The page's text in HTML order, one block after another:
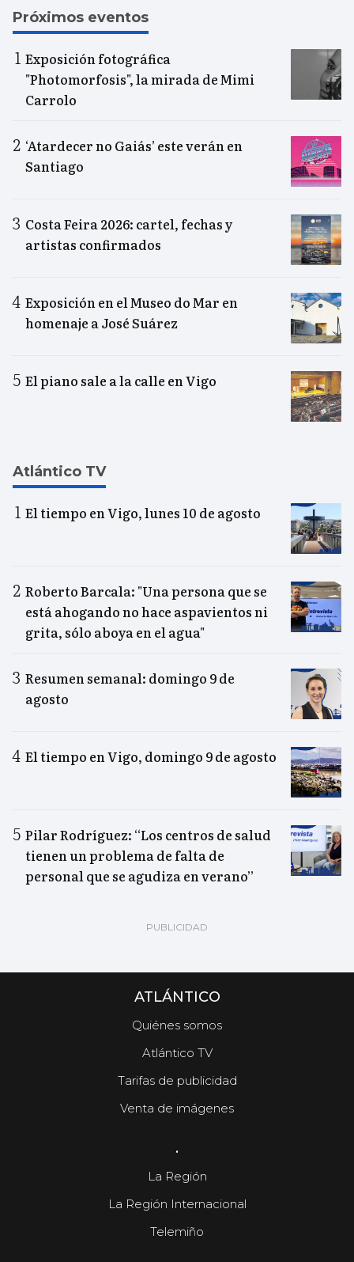
Próximos eventos
Exposición fotográfica
"Photomorfosis", la mirada de Mimi
Carrolo
‘Atardecer no Gaiás’ este verán en
Santiago
Costa Feira 2026: cartel, fechas y
artistas confirmados
Exposición en el Museo do Mar en
homenaje a José Suárez
El piano sale a la calle en Vigo
Atlántico TV
El tiempo en Vigo, lunes 10 de agosto
Roberto Barcala: "Una persona que se
está ahogando no hace aspavientos ni
grita, sólo aboya en el agua"
Resumen semanal: domingo 9 de
agosto
El tiempo en Vigo, domingo 9 de agosto
Pilar Rodríguez: “Los centros de salud
tienen un problema de falta de
personal que se agudiza en verano”
ATLÁNTICO
Quiénes somos
Atlántico TV
Tarifas de publicidad
Venta de imágenes
.
La Región
La Región Internacional
Telemiño